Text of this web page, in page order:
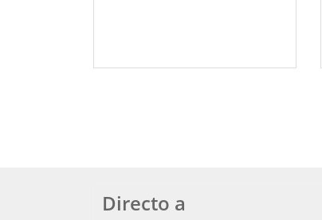
Directo a